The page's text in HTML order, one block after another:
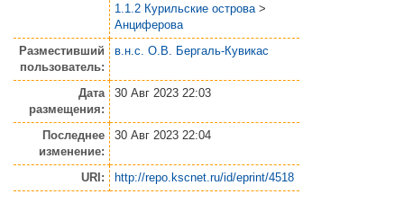
1.1.2 Курильские острова >
Анциферова
Разместивший
пользователь:
в.н.с. О.В. Бергаль-Кувикас
Дата
размещения:
30 Авг 2023 22:03
Последнее
изменение:
30 Авг 2023 22:04
URI: http://repo.kscnet.ru/id/eprint/4518